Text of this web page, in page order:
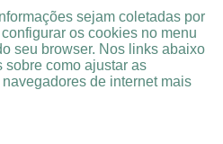
sejam coletadas por
os cookies no menu
seu browser. Nos links abaixo
sobre como ajustar as
de internet mais